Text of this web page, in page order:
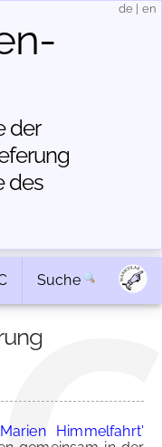
der
des
de en
Suche
Himmelfahrt'